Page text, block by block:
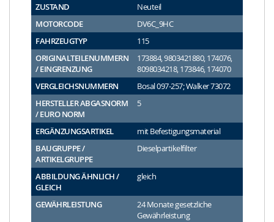
ZUSTAND
Neuteil
MOTORCODE
DV6C_9HC
FAHRZEUGTYP
115
ORIGINALTEILENUMMERN
/ EINGRENZUNG
173884, 9803421880, 174076,
8098034218, 173846, 174070
VERGLEICHSNUMMERN
Bosal 097-257; Walker 73072
HERSTELLER ABGASNORM
/ EURO NORM
5
ERGÄNZUNGSARTIKEL
mit Befestigungsmaterial
BAUGRUPPE /
ARTIKELGRUPPE
Dieselpartikelfilter
ABBILDUNG ÄHNLICH /
GLEICH
gleich
GEWÄHRLEISTUNG
24 Monate gesetzliche
Gewährleistung